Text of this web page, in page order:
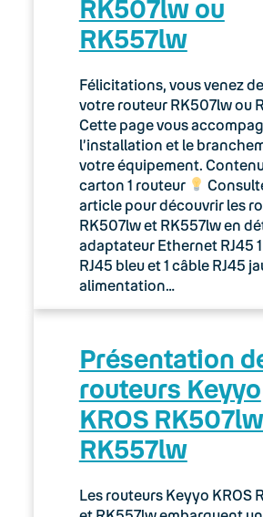
RK507lw ou
RK557lw
Félicitations, vous venez
votre routeur RK507lw ou
Cette page vous
l’installation et le
votre équipement.
carton 1 routeur
article pour découvrir les
RK507lw et RK557lw en
adaptateur Ethernet RJ45
RJ45 bleu et 1 câble RJ45
alimentation…
Présentation
routeurs Keyyo
KROS
RK557lw
Les routeurs Keyyo KROS